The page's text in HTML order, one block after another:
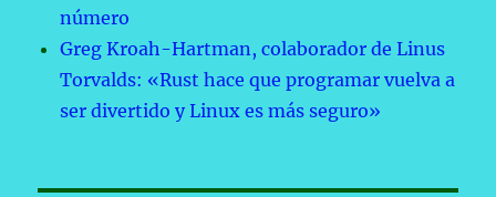
número
Greg Kroah-Hartman, colaborador de Linus
Torvalds: «Rust hace que programar vuelva a
ser divertido y Linux es más seguro»